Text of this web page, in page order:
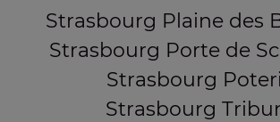
Strasbourg Plaine des
Strasbourg Porte de
Strasbourg
Strasbourg